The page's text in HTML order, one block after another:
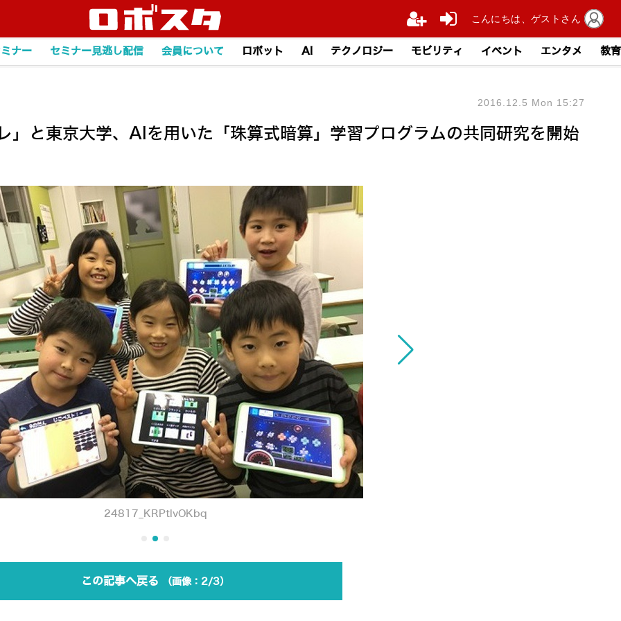
ナー セミナー見逃し配信 会員について ロボット AI テクノロジー モビリティ イベント エンタメ 教育
」と東京大学、AIを用いた「珠算式暗算」学習プログラムの共同研究を開始
2016.12.5 Mon 15:27
24817_KRPtlvOKbq
この記事へ戻る 2/3
こんにちは、ゲストさん